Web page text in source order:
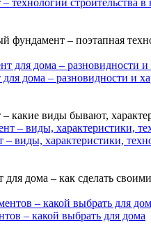
технологии строительства в
– поэтапная
дома – разновидности и
какие виды бывают,
виды, характеристики,
дома – как сделать
– какой выбрать для дома